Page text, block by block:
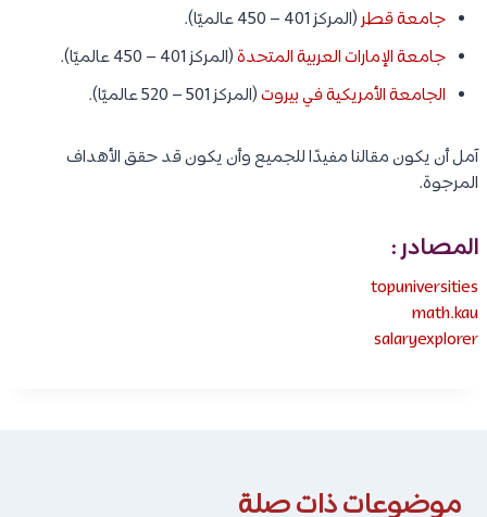
جامعة قطر(المركز 401 – 450 عالميًا).
جامعة الإمارات العربية المتحدة(المركز 401 – 450 عالميًا).
الجامعة الأمريكية في بيروت(المركز 501 – 520 عالميًا).
آمل أن يكون مقالنا مفيدًا للجميع وأن يكون قد حقق الأهداف
المرجوة.
المصادر :
topuniversities
math.kau
salaryexplorer
موضوعات ذات صلة